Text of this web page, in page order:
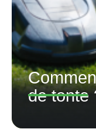
de tonte